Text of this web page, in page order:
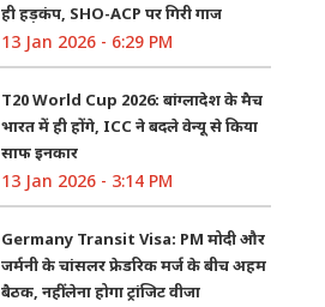
ही हड़कंप, SHO-ACP पर गिरी गाज
13 Jan 2026 - 6:29 PM
T20 World Cup 2026: बांग्लादेश के मैच
भारत में ही होंगे, ICC ने बदले वेन्यू से किया
साफ इनकार
13 Jan 2026 - 3:14 PM
Germany Transit Visa: PM मोदी और
जर्मनी के चांसलर फ्रेडरिक मर्ज के बीच अहम
बैठक, नहीं लेना होगा ट्रांजिट वीजा